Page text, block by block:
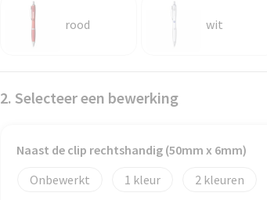
rood wit
2. Selecteer een bewerking
Naast de clip rechtshandig (50mm x 6mm)
Onbewerkt
1 2